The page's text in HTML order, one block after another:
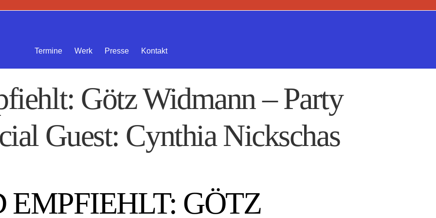
Termine
Werk Presse Kontakt
Götz Widmann – Party
Guest: Cynthia Nickschas
GÖTZ